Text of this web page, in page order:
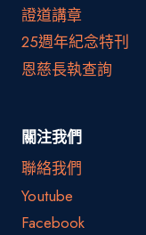
證道講章
25週年紀念特刊
恩慈長執查詢
關注我們
聯絡我們
Youtube
Facebook